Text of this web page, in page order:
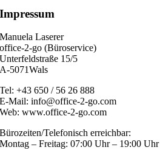
Impressum
Manuela Laserer
office-2-go (Büroservice)
Unterfeldstraße 15/5
A-5071Wals
Tel: +43 650 / 56 26 888
E-Mail: info@office-2-go.com
Web: www.office-2-go.com
Bürozeiten/Telefonisch erreichbar:
Montag – Freitag: 07:00 Uhr – 19:00 Uhr